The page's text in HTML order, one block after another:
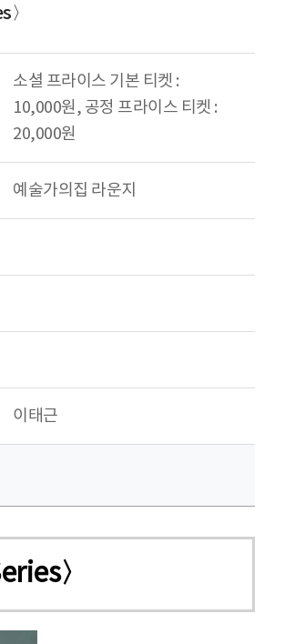
소셜 프라이스 기본 티켓 :
10,000원, 공정 프라이스 티켓 :
20,000원
예술가의집 라운지
이태근
〉